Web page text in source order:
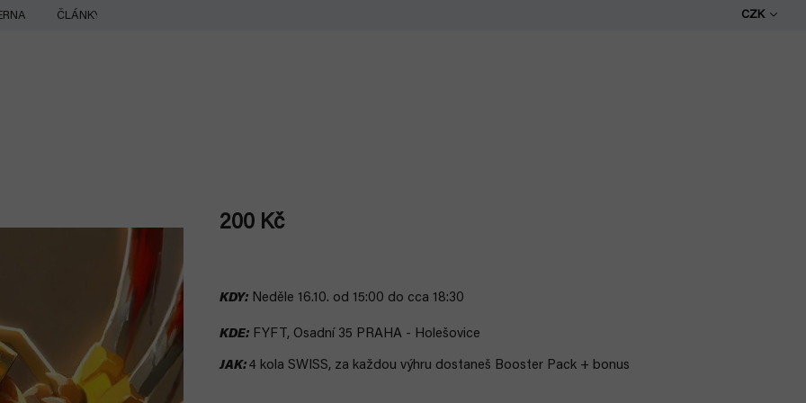
ČLÁNKY CZK
200 Kč
KDY: Neděle 16.10. od 15:00 do cca 18:30
KDE: FYFT, Osadní 35 PRAHA - Holešovice
JAK: 4 kola SWISS, za každou výhru dostaneš Booster Pack + bonus